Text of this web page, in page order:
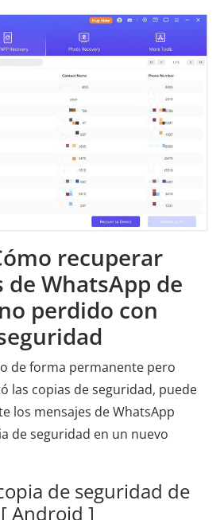
recuperar
de WhatsApp de
perdido con
de forma permanente pero
las copias de seguridad, puede
los mensajes de WhatsApp
de seguridad en un nuevo
de seguridad de
Android ]